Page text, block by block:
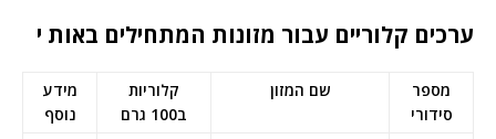
ערכים קלוריים עבור מזונות המתחילים באות י
מספר
סידורי
שם המזון
קלוריות
ב100 גרם
מידע
נוסף